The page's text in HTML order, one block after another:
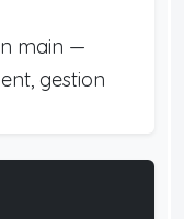
main —
gestion